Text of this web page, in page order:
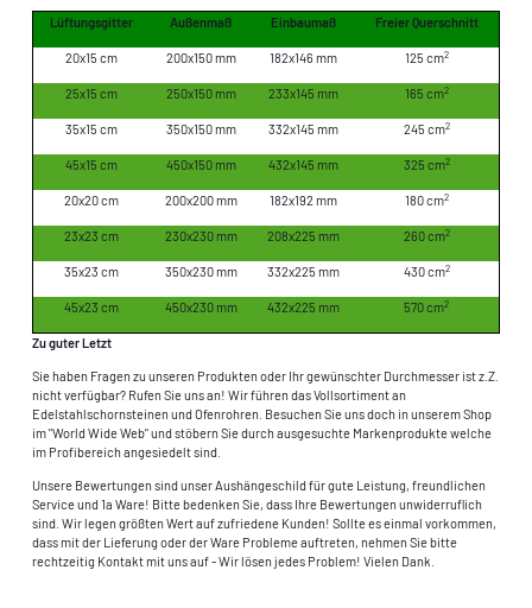
Lüftungsgitter Außenmaß Einbaumaß Freier Querschnitt
20x15 cm 200x150 mm 182x146 mm 125 cm2
25x15 cm 250x150 mm 233x145 mm 165 cm2
35x15 cm 350x150 mm 332x145 mm 245 cm2
45x15 cm 450x150 mm 432x145 mm 325 cm2
20x20 cm 200x200 mm 182x192 mm 180 cm2
23x23 cm 230x230 mm 208x225 mm 260 cm2
35x23 cm 350x230 mm 332x225 mm 430 cm2
45x23 cm 450x230 mm 432x225 mm 570 cm2
Zu guter Letzt
Sie haben Fragen zu unseren Produkten oder Ihr gewünschter Durchmesser ist z.Z.
nicht verfügbar? Rufen Sie uns an! Wir führen das Vollsortiment an
Edelstahlschornsteinen und Ofenrohren. Besuchen Sie uns doch in unserem Shop
im "World Wide Web" und stöbern Sie durch ausgesuchte Markenprodukte welche
im Profibereich angesiedelt sind.
Unsere Bewertungen sind unser Aushängeschild für gute Leistung, freundlichen
Service und 1a Ware! Bitte bedenken Sie, dass Ihre Bewertungen unwiderruflich
sind. Wir legen größten Wert auf zufriedene Kunden! Sollte es einmal vorkommen,
dass mit der Lieferung oder der Ware Probleme auftreten, nehmen Sie bitte
rechtzeitig Kontakt mit uns auf - Wir lösen jedes Problem! Vielen Dank.